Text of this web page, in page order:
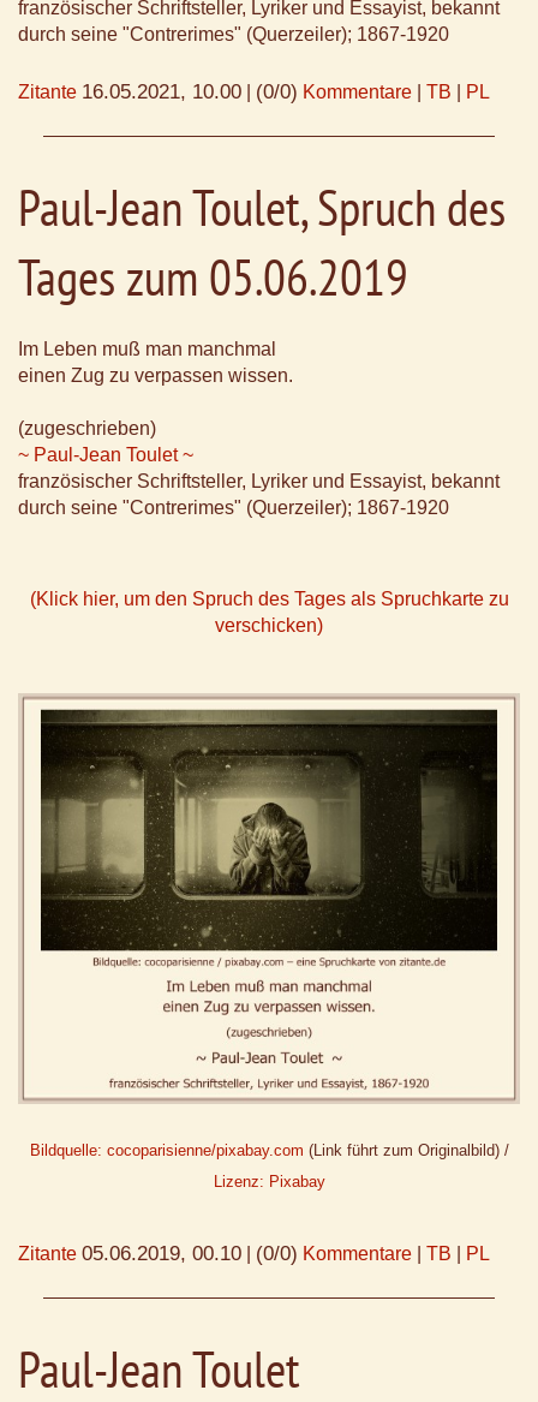
französischer Schriftsteller, Lyriker und Essayist, bekannt
durch seine "Contrerimes" (Querzeiler); 1867-1920
Zitante 16.05.2021, 10.00 (0/0) Kommentare TB PL
Paul-Jean Toulet, Spruch des
Tages zum 05.06.2019
Im Leben muß man manchmal
einen Zug zu verpassen wissen.
(zugeschrieben)
~ Paul-Jean Toulet ~
französischer Schriftsteller, Lyriker und Essayist, bekannt
durch seine "Contrerimes" (Querzeiler); 1867-1920
(Klick hier, um den Spruch des Tages als Spruchkarte zu
verschicken)
Bildquelle: cocoparisienne/pixabay.com (Link führt zum Originalbild) /
Lizenz: Pixabay
Zitante 05.06.2019, 00.10 (0/0) Kommentare TB PL
Paul-Jean Toulet